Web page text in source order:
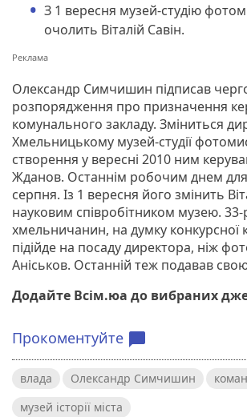
З 1 вересня музей-студію
очолить Віталій Савін.
Олександр Симчишин підписав
розпорядження про призначення
комунального закладу. Зміниться
Хмельницькому музей-студії
створення у вересні 2010 ним
Жданов. Останнім робочим днем для
серпня. Із 1 вересня його змінить
науковим співробітником музею. 33-
хмельничанин, на думку конкурсної
підійде на посаду директора, ніж
Аніськов. Останній теж подавав
Додайте Всім.юа до вибраних
Прокоментуйте chat_bubble
влада Олександр Симчишин
музей історії міста